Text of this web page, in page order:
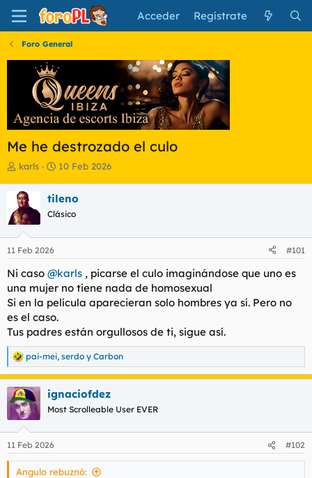
Acceder Regístrate
Foro General
Me he destrozado el culo
I
i
c
i
a
d
o
d
e
l
t
e
a
karls
F
h
a
e
i
c
i
10 Feb 2026
tileno
Clásico
11 Feb 2026 #101
Ni caso @karls , picarse el culo imaginándose que uno es
una mujer no tiene nada de homosexual
Si en la película aparecieran solo hombres ya sí. Pero no
es el caso.
Tus padres están orgullosos de ti, sigue así.
R
e
a
c
c
i
e
s
pai-mei, serdo y Carbon
ignaciofdez
Most Scrolleable User EVER
11 Feb 2026 #102
Angulo rebuznó: